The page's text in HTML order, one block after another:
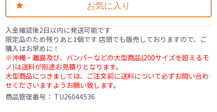
お気に入り
入金確認後2日以内に発送可能です
限定品のため残りあと1個です 店頭でも販売しておりますので、ご
購入はお早めに！
※沖縄・離島及び、バンパーなどの大型商品(200サイズを超えるモ
ノ)は送料が別途お見積りとなります。
大型商品につきましては、ご注文前に送料について必ずお問い合わ
せくださいますようお願い致します。
商品管理番号： TU26044536